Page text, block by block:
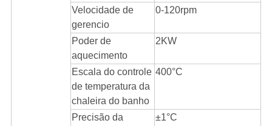
Velocidade de
gerencio
0-120rpm
Poder de
aquecimento
2KW
Escala do controle
de temperatura da
chaleira do banho
400°C
Precisão da
±1°C